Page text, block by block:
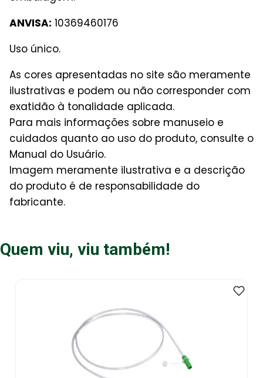
ANVISA: 10369460176
Uso único.
As cores apresentadas no site são meramente
ilustrativas e podem ou não corresponder com
exatidão à tonalidade aplicada.
Para mais informações sobre manuseio e
cuidados quanto ao uso do produto, consulte o
Manual do Usuário.
Imagem meramente ilustrativa e a descrição
do produto é de responsabilidade do
fabricante.
Quem viu, viu também!